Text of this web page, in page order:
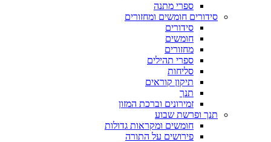
ספרי מתנה
סידורים חומשים ומחזורים
סידורים
חומשים
מחזורים
ספרי תהילים
סליחות
תיקון קוראים
תנך
זמירונים וברכת המזון
תנך ופרשת שבוע
חומשים ומקראות גדולות
פירושים על התורה